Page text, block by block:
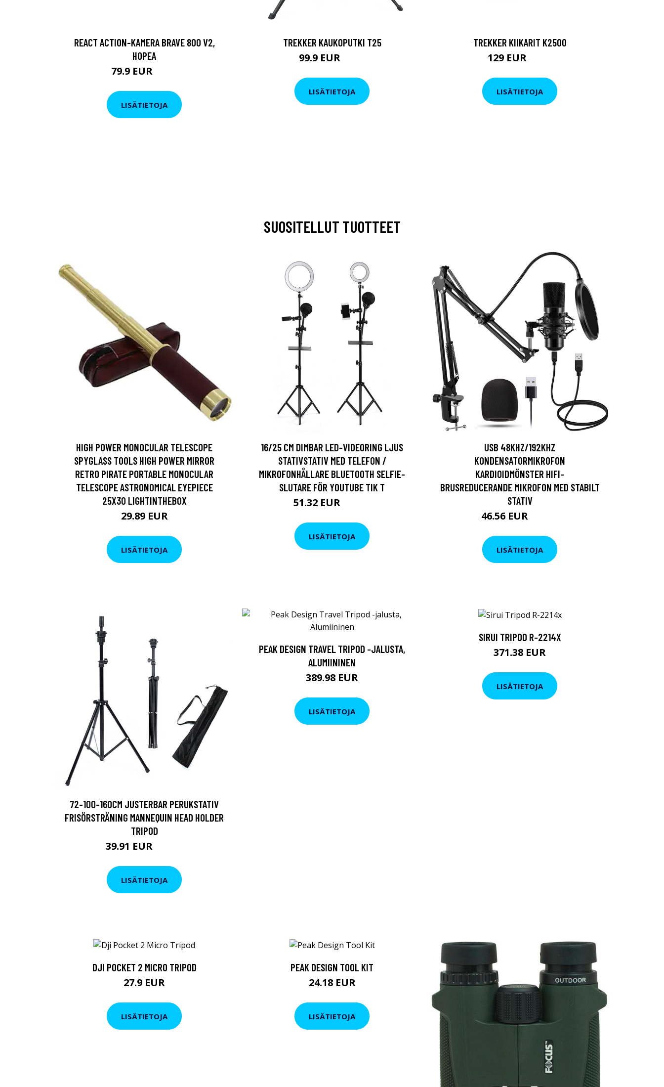
REACT ACTION-KAMERA BRAVE 800 V2,
HOPEA
79.9 EUR
LISÄTIETOJA
TREKKER KAUKOPUTKI T25
99.9 EUR
LISÄTIETOJA
TREKKER KIIKARIT K2500
129 EUR
LISÄTIETOJA
SUOSITELLUT TUOTTEET
HIGH POWER MONOCULAR TELESCOPE
SPYGLASS TOOLS HIGH POWER MIRROR
RETRO PIRATE PORTABLE MONOCULAR
TELESCOPE ASTRONOMICAL EYEPIECE
25X30 LIGHTINTHEBOX
29.89 EUR
LISÄTIETOJA
16/25 CM DIMBAR LED-VIDEORING LJUS
STATIVSTATIV MED TELEFON /
MIKROFONHÅLLARE BLUETOOTH SELFIE-
SLUTARE FÖR YOUTUBE TIK T
51.32 EUR
LISÄTIETOJA
USB 48KHZ/192KHZ
KONDENSATORMIKROFON
KARDIOIDMÖNSTER HIFI-
BRUSREDUCERANDE MIKROFON MED STABILT
STATIV
46.56 EUR
LISÄTIETOJA
72-100-160CM JUSTERBAR PERUKSTATIV
FRISÖRSTRÄNING MANNEQUIN HEAD HOLDER
TRIPOD
39.91 EUR
LISÄTIETOJA
PEAK DESIGN TRAVEL TRIPOD -JALUSTA,
ALUMIININEN
389.98 EUR
LISÄTIETOJA
SIRUI TRIPOD R-2214X
371.38 EUR
LISÄTIETOJA
DJI POCKET 2 MICRO TRIPOD
27.9 EUR
LISÄTIETOJA
PEAK DESIGN TOOL KIT
24.18 EUR
LISÄTIETOJA